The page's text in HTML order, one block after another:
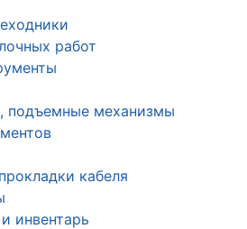
работ
подъемные механизмы
кабеля
инвентарь